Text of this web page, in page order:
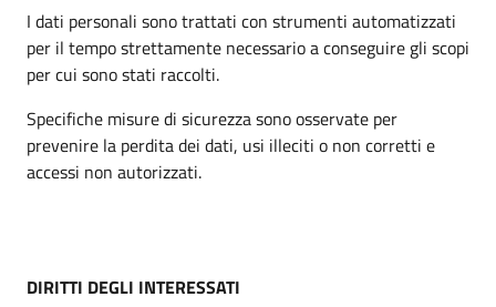
I dati personali sono trattati con strumenti automatizzati
per il tempo strettamente necessario a conseguire gli scopi
per cui sono stati raccolti.
Specifiche misure di sicurezza sono osservate per
prevenire la perdita dei dati, usi illeciti o non corretti e
accessi non autorizzati.
DIRITTI DEGLI INTERESSATI